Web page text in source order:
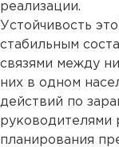
реализации.
Устойчивость
стабильным
связями между
них в одном
действий по
руководителями
планирования